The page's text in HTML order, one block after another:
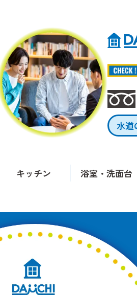
水道
キッチン 浴室・洗面台